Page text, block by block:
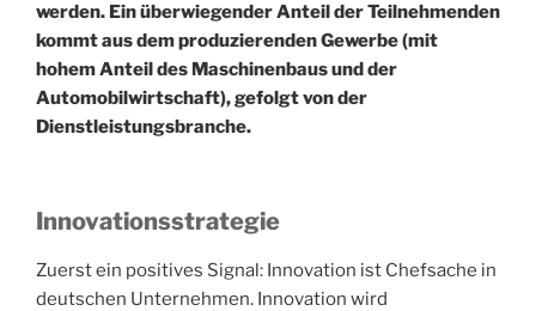
werden. Ein überwiegender Anteil der Teilnehmenden
kommt aus dem produzierenden Gewerbe (mit
hohem Anteil des Maschinenbaus und der
Automobilwirtschaft), gefolgt von der
Dienstleistungsbranche.
Innovationsstrategie
Zuerst ein positives Signal: Innovation ist Chefsache in
deutschen Unternehmen. Innovation wird